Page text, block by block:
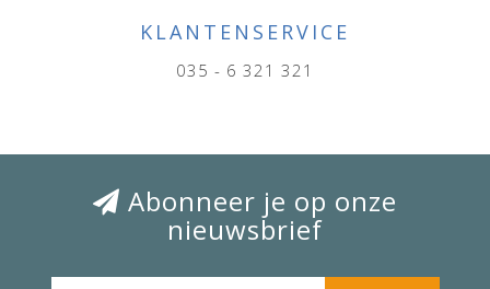
KLANTENSERVICE
035 - 6 321 321
Abonneer je op onze
nieuwsbrief